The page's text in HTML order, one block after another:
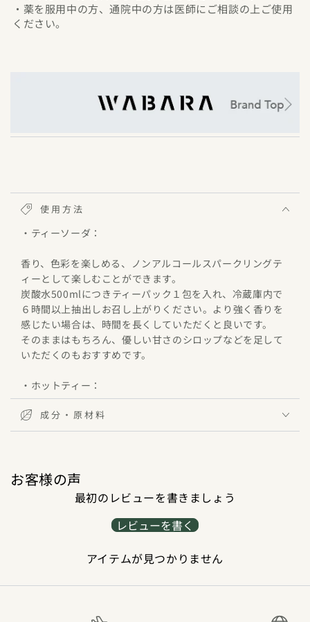
・薬を服用中の方、通院中の方は医師にご相談の上ご使用
ください。
使用方法
・ティーソーダ：
香り、色彩を楽しめる、ノンアルコールスパークリングテ
ィーとして楽しむことができます。
炭酸水500mlにつきティーパック１包を入れ、冷蔵庫内で
６時間以上抽出しお召し上がりください。より強く香りを
感じたい場合は、時間を長くしていただくと良いです。
そのままはもちろん、優しい甘さのシロップなどを足して
いただくのもおすすめです。
・ホットティー：
低温の方がより香りを感じていただけます。
２煎目、３煎目と変化する香りもお楽しみください。 *抽
【ティーポットの場合の目安：200ml 70~80℃ 3~4分】
・水出しアイスティー：
品種の個性や香りがより際立ちます。
1,000mlにつきティーパック１包を入れ、冷蔵庫内で６時
間以上抽出しお召し上がりください。より強く香りを感じ
成分・原材料
お客様の声
最初のレビューを書きましょう
レビューを書く
アイテムが見つかりません